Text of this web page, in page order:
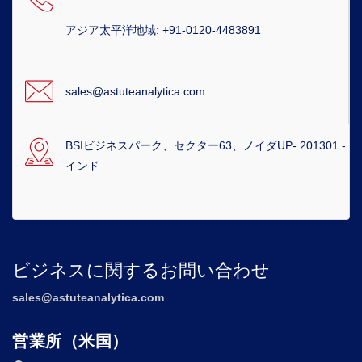
アジア太平洋地域: +91-0120-4483891
sales@astuteanalytica.com
BSIビジネスパーク、セクター63、ノイダUP- 201301 -
インド
ビジネスに関するお問い合わせ
sales@astuteanalytica.com
営業所（米国）